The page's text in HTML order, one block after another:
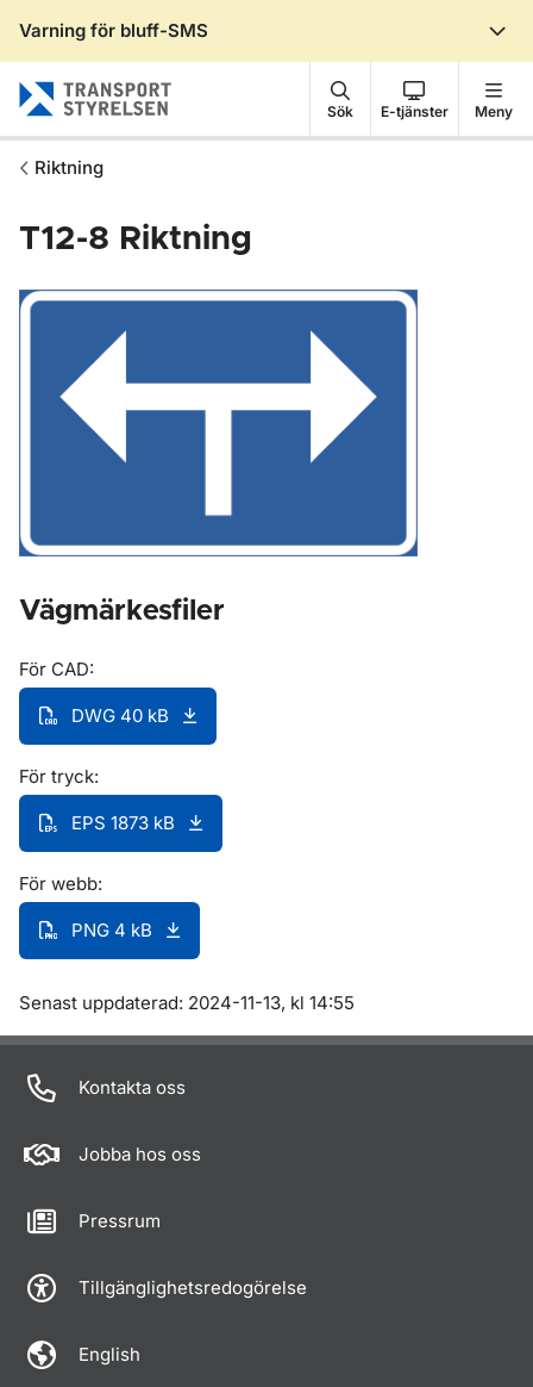
Varning för bluff-SMS
Sök E-tjänster Meny
Riktning
T12-8 Riktning
Vägmärkesfiler
För CAD:
DWG 40 kB
För tryck:
EPS 1873 kB
För webb:
PNG 4 kB
Om sidan
Senast uppdaterad: 2024-11-13, kl 14:55
Kontakta oss
Jobba hos oss
Pressrum
Tillgänglighetsredogörelse
English